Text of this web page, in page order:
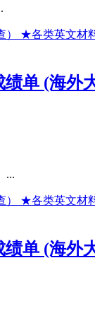
单 (海
...
单 (海